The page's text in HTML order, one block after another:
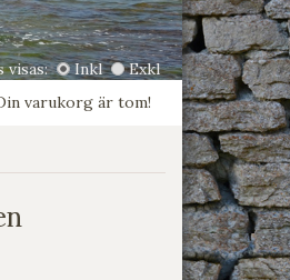
visas: Inkl
Exkl
varukorg är tom!